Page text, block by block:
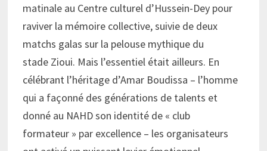
matinale au Centre culturel d’Hussein-Dey pour
raviver la mémoire collective, suivie de deux
matchs galas sur la pelouse mythique du
stade Zioui. Mais l’essentiel était ailleurs. En
célébrant l’héritage d’Amar Boudissa – l’homme
qui a façonné des générations de talents et
donné au NAHD son identité de « club
formateur » par excellence – les organisateurs